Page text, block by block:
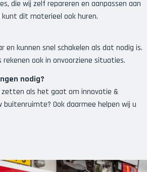
, die wij zelf repareren en aanpassen aan
kunt dit materieel ookhuren.
en kunnen snel schakelen als dat nodig is.
ook in onvoorziene situaties.
nodig?
als het gaat om innovatie &
buitenruimte? Ook daarmee helpen wij u